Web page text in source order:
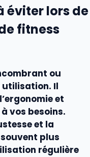
éviter lors de
fitness
ou
utilisation. Il
et
vos besoins.
et la
plus
régulière